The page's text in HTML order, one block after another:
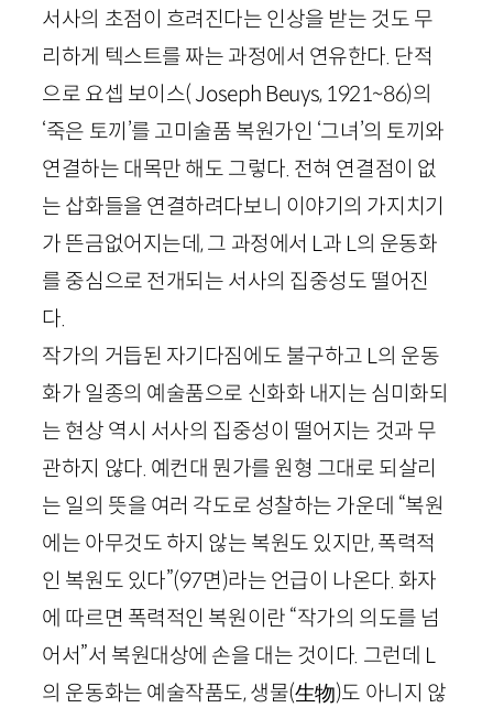
서사의 초점이 흐려진다는 인상을 받는 것도 무
리하게 텍스트를 짜는 과정에서 연유한다. 단적
으로 요셉 보이스( Joseph Beuys, 1921~86)의
‘죽은 토끼’를 고미술품 복원가인 ‘그녀’의 토끼와
연결하는 대목만 해도 그렇다. 전혀 연결점이 없
는 삽화들을 연결하려다보니 이야기의 가지치기
가 뜬금없어지는데, 그 과정에서 L과 L의 운동화
를 중심으로 전개되는 서사의 집중성도 떨어진
다.
작가의 거듭된 자기다짐에도 불구하고 L의 운동
화가 일종의 예술품으로 신화화 내지는 심미화되
는 현상 역시 서사의 집중성이 떨어지는 것과 무
관하지 않다. 예컨대 뭔가를 원형 그대로 되살리
는 일의 뜻을 여러 각도로 성찰하는 가운데 “복원
에는 아무것도 하지 않는 복원도 있지만, 폭력적
인 복원도 있다”(97면)라는 언급이 나온다. 화자
에 따르면 폭력적인 복원이란 “작가의 의도를 넘
어서”서 복원대상에 손을 대는 것이다. 그런데 L
의 운동화는 예술작품도, 생물(生物)도 아니지 않